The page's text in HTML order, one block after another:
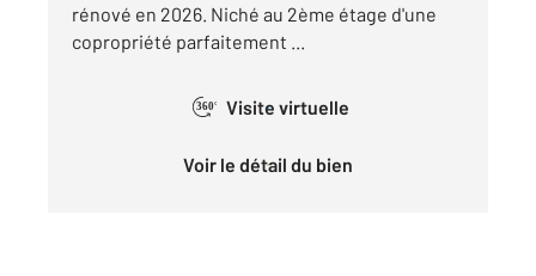
rénové en 2026. Niché au 2ème étage d'une
copropriété parfaitement ...
360° Visite virtuelle
Voir le détail du bien